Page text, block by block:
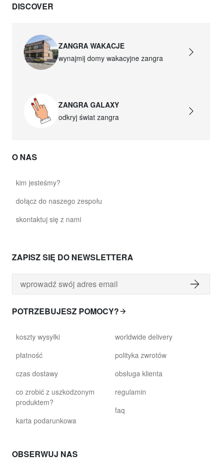
DISCOVER
ZANGRA WAKACJE
wynajmij domy wakacyjne zangra
ZANGRA GALAXY
odkryj świat zangra
O NAS
kim jesteśmy?
dołącz do naszego zespołu
skontaktuj się z nami
ZAPISZ SIĘ DO NEWSLETTERA
POTRZEBUJESZ POMOCY?
koszty wysyłki
płatność
czas dostawy
co zrobić z uszkodzonym
produktem?
karta podarunkowa
worldwide delivery
polityka zwrotów
obsługa klienta
regulamin
faq
OBSERWUJ NAS